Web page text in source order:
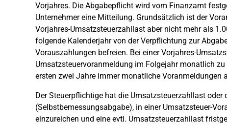
Vorjahres. Die Abgabepflicht wird vom Finanzamt
Unternehmer eine Mitteilung. Grundsätzlich ist der
Vorjahres-Umsatzsteuerzahllast aber nicht mehr als
folgende Kalenderjahr von der Verpflichtung zur
Vorauszahlungen befreien. Bei einer Vorjahres-
Umsatzsteuervoranmeldung im Folgejahr monatlich
ersten zwei Jahre immer monatliche Voranmeldungen
Der Steuerpflichtige hat die Umsatzsteuerzahllast oder
(Selbstbemessungsabgabe), in einer Umsatzsteuer-
einzureichen und eine evtl. Umsatzsteuerzahllast